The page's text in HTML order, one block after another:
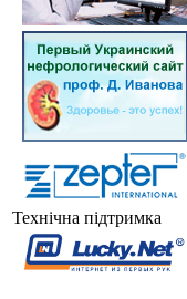
Технічна підтримка